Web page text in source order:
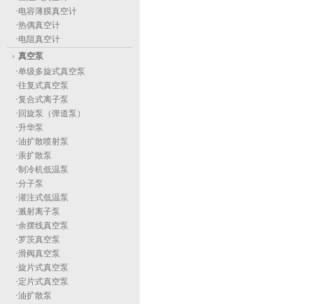
·电容薄膜真空计
·热偶真空计
·电阻真空计
真空泵
·单级多旋式真空泵
·往复式真空泵
·复合式离子泵
· 回旋泵（弹道泵）
·升华泵
·油扩散喷射泵
·汞扩散泵
·制冷机低温泵
·分子泵
·灌注式低温泵
·溅射离子泵
·余摆线真空泵
·罗茨真空泵
·滑阀真空泵
·旋片式真空泵
·定片式真空泵
·油扩散泵